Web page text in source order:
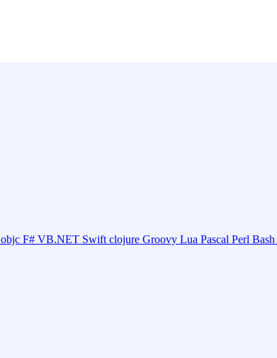
objc F# VB.NET Swift clojure Groovy Lua Pascal Perl Bash